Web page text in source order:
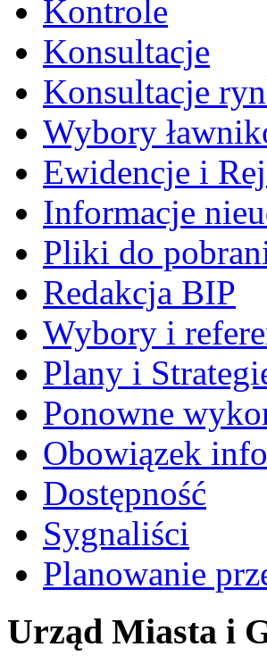
Kontrole
Konsultacje
Konsultacje
Wybory
Ewidencje i
Informacje
Pliki do
Redakcja BIP
Wybory i
Plany i
Ponowne
Obowiązek
Dostępność
Sygnaliści
Planowanie
Urząd Miasta i